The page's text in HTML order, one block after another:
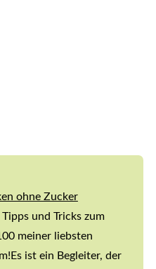
ohne Zucker
und Tricks zum
meiner liebsten
ist ein Begleiter, der